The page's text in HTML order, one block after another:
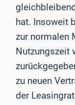
hat. Insoweit
zur normalen
Nutzungszeit
zu neuen
der